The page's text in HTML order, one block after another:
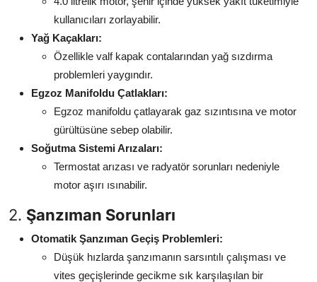
kullanıcıları zorlayabilir.
Yağ Kaçakları:
Özellikle valf kapak contalarından yağ sızdırma
problemleri yaygındır.
Egzoz Manifoldu Çatlakları:
Egzoz manifoldu çatlayarak gaz sızıntısına ve motor
gürültüsüne sebep olabilir.
Soğutma Sistemi Arızaları:
Termostat arızası ve radyatör sorunları nedeniyle
motor aşırı ısınabilir.
2. Şanzıman Sorunları
Otomatik Şanzıman Geçiş Problemleri:
Düşük hızlarda şanzımanın sarsıntılı çalışması ve
vites geçişlerinde gecikme sık karşılaşılan bir